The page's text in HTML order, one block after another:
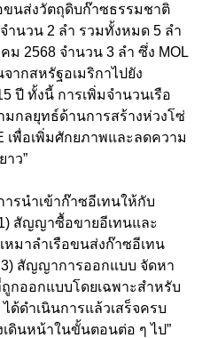
ขนส่งวัตถุดิบก๊าซธรรมชาติ
ำนวน 2 ลำ รวมทั้งหมด 5 ลำ
ม 2568 จำนวน 3 ลำ ซึ่ง MOL
ากสหรัฐอเมริกาไปยัง
ปี ทั้งนี้ การเพิ่มจำนวนเรือ
มกลยุทธ์ด้านการสร้างห่วงโซ่
เพื่อเพิ่มศักยภาพและลดความ
าว”
รนำเข้าก๊าซอีเทนให้กับ
สัญญาซื้อขายอีเทนและ
หมาลำเรือขนส่งก๊าซอีเทน
3) สัญญาการออกแบบ จัดหา
กออกแบบโดยเฉพาะสำหรับ
ด้ดำเนินการแล้วเสร็จครบ
ดินหน้าในขั้นตอนต่อ ๆ ไป”